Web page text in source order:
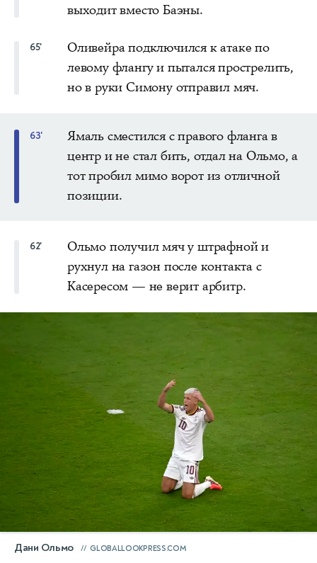
выходит вместо Баэны.
65'
Оливейра подключился к атаке по
левому флангу и пытался прострелить,
но в руки Симону отправил мяч.
63'
Ямаль сместился с правого фланга в
центр и не стал бить, отдал на Ольмо, а
тот пробил мимо ворот из отличной
позиции.
62'
Ольмо получил мяч у штрафной и
рухнул на газон после контакта с
Касересом — не верит арбитр.
Дани Ольмо GLOBALLOOKPRESS.COM